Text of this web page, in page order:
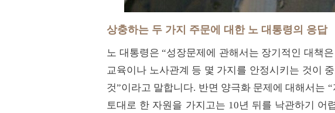
상충하는 두 가지 주문에 대한 노 대통령의 응답
노 대통령은 “성장문제에 관해서는 장기적인 대책
교육이나 노사관계 등 몇 가지를 안정시키는 것이
것”이라고 말합니다. 반면 양극화 문제에 대해서는
토대로 한 자원을 가지고는 10년 뒤를 낙관하기 어